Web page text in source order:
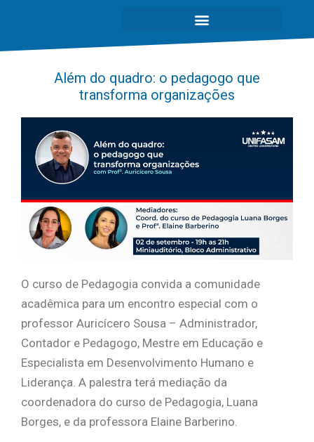
Além do quadro: o pedagogo que
transforma organizações
O curso de Pedagogia convida a comunidade
acadêmica para um encontro especial com o
professor Auricícero Sousa – Administrador,
Contador e Pedagogo, Mestre em Educação e
Especialista em Desenvolvimento Humano e
Liderança. A palestra terá mediação da
coordenadora do curso de Pedagogia, Luana
Borges, e da professora Elaine Barberino.